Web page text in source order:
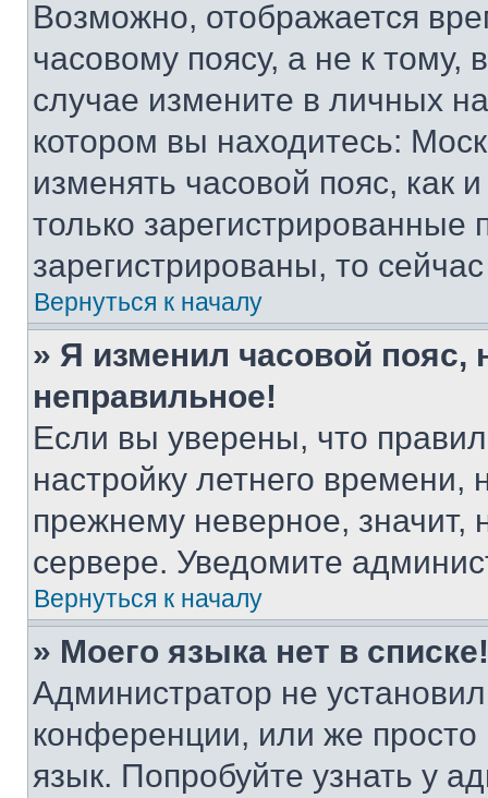
Возможно, отображается
часовому поясу, а не к тому,
случае измените в личных
котором вы находитесь:
изменять часовой пояс, как
только
зарегистрированы, то
Вернуться к началу
» Я изменил часовой пояс,
неправильное!
Если вы уверены, что
настройку летнего
прежнему неверное, значит,
сервере. Уведомите
Вернуться к началу
» Моего языка нет в списке!
Администратор не
конференции, или же
язык. Попробуйте узнать у